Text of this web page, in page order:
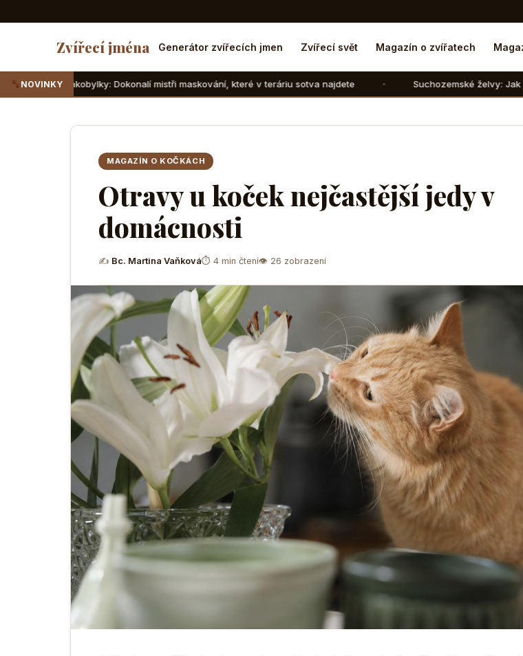
Zvířecí jména Generátor zvířecích jmen Zvířecí svět Magazín o zvířatech
NOVINKY
Dokonalí mistři maskování, které v teráriu sotva najdete Suchozemské želvy: Jak jim správně
MAGAZÍN O KOČKÁCH
Otravy u koček nejčastější jedy v
domácnosti
✍ Bc. Martina Vaňková⏱ 4 min čtení👁 26 zobrazení